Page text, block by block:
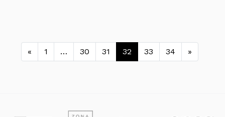
Navegación de entradas
« 1 … 30 31 32 33 34 »